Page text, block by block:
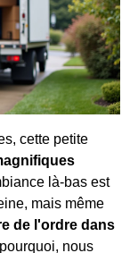
cette petite
là-bas est
mais même
de l'ordre dans
nous